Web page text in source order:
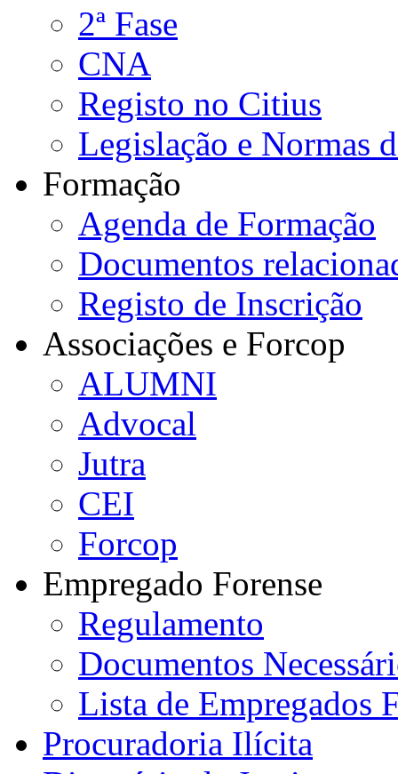
2ª Fase
CNA
Registo no Citius
Legislação e Normas
Formação
Agenda de Formação
Documentos
Registo de Inscrição
Associações e Forcop
ALUMNI
Advocal
Jutra
CEI
Forcop
Empregado Forense
Regulamento
Documentos
Lista de Empregados
Procuradoria Ilícita